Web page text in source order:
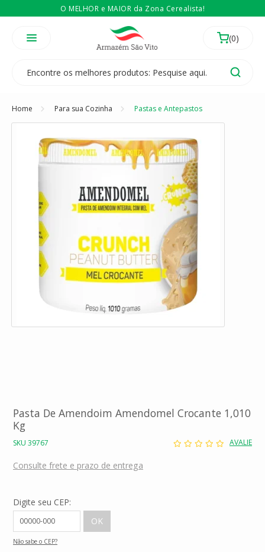
O MELHOR e MAIOR da Zona Cerealista!
Temos 3 lojas físicas na Zona Cerealista de São Paulo!
É revendedor? EntãoCompre no atacado
Home Para sua Cozinha Pastas e Antepastos
Pasta De Amendoim Amendomel Crocante 1,010
Kg
SKU 39767 AVALIE
Consulte frete e prazo de entrega
Digite seu CEP:
Não sabe o CEP?